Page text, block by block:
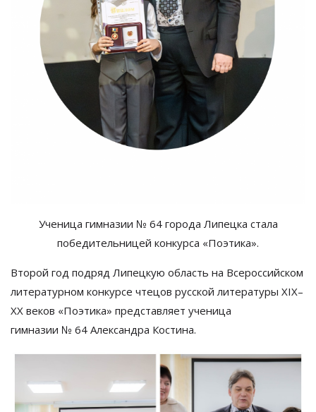
Ученица гимназии № 64 города Липецка стала
победительницей конкурса «Поэтика».
Второй год подряд Липецкую область на Всероссийском
литературном конкурсе чтецов русской литературы XIX–
XX веков «Поэтика» представляет ученица
гимназии № 64 Александра Костина.